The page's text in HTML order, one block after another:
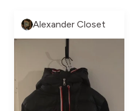
Alexander Closet